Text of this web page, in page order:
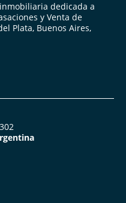
dedicada a
y Venta de
Plata, Buenos Aires,